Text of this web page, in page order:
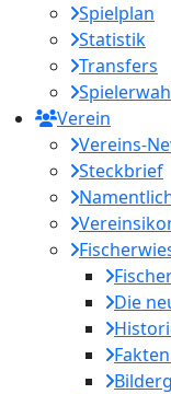
Spielplan
Statistik
Transfers
Verein
Vereins-
Steckbrief
Die